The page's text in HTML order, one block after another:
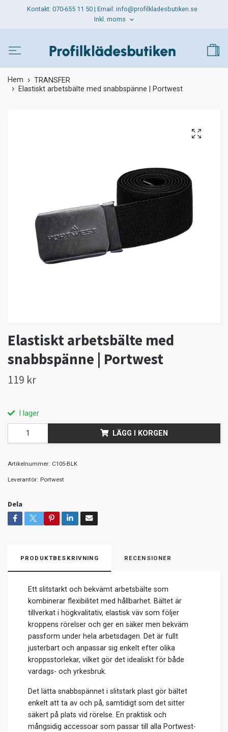
Kontakt: 070-655 11 50 | Email: info@profilkladesbutiken.se
Inkl. moms
Hem
TRANSFER
Elastiskt arbetsbälte med snabbspänne | Portwest
Elastiskt arbetsbälte med
snabbspänne | Portwest
119 kr
I lager
LÄGG I KORGEN
Artikelnummer: C105-BLK
Leverantör: Portwest
Dela
PRODUKTBESKRIVNING RECENSIONER
Ett slitstarkt och bekvämt arbetsbälte som
kombinerar flexibilitet med hållbarhet. Bältet är
tillverkat i högkvalitativ, elastisk väv som följer
kroppens rörelser och ger en säker men bekväm
passform under hela arbetsdagen. Det är fullt
justerbart och anpassar sig enkelt efter olika
kroppsstorlekar, vilket gör det idealiskt för både
vardags- och yrkesbruk.
Det lätta snabbspännet i slitstark plast gör bältet
enkelt att ta av och på, samtidigt som det sitter
säkert på plats vid rörelse. En praktisk och
mångsidig accessoar som passar till alla Portwest-